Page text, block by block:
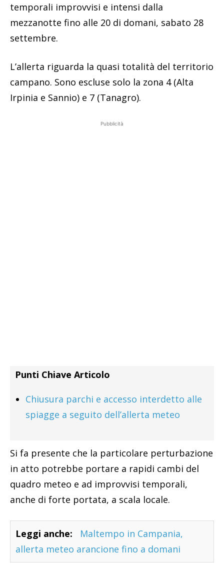
temporali improvvisi e intensi dalla
mezzanotte fino alle 20 di domani, sabato 28
settembre.
L’allerta riguarda la quasi totalità del territorio
campano. Sono escluse solo la zona 4 (Alta
Irpinia e Sannio) e 7 (Tanagro).
Pubblicità
Punti Chiave Articolo
Chiusura parchi e accesso interdetto alle
spiagge a seguito dell’allerta meteo
Si fa presente che la particolare perturbazione
in atto potrebbe portare a rapidi cambi del
quadro meteo e ad improvvisi temporali,
anche di forte portata, a scala locale.
Leggi anche:
Maltempo in Campania,
allerta meteo arancione fino a domani